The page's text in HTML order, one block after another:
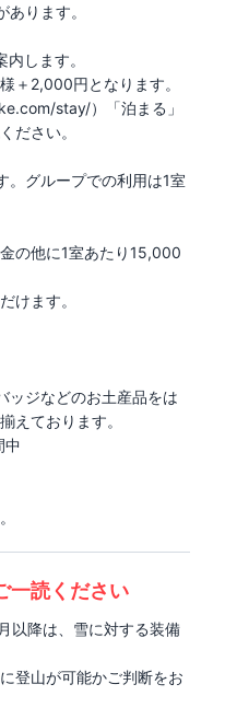
ります。
します。
＋2,000円となります。
stay/）「泊まる」
ださい。
。グループでの利用は1室
の他に1室あたり15,000
けます。
ッジなどのお土産品をは
えております。
中
一読ください
以降は、雪に対する装備
登山が可能かご判断をお